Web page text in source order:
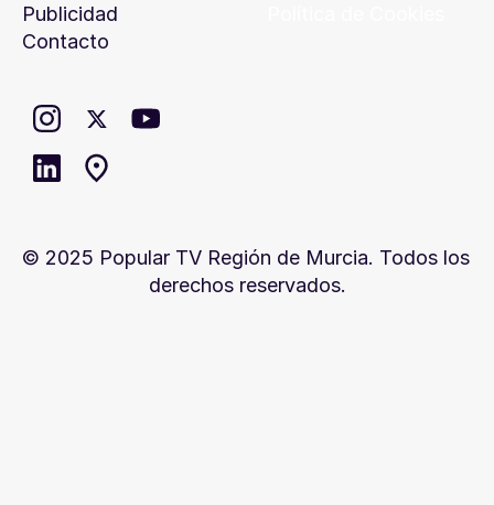
Publicidad
Contacto
© 2025 Popular TV Región de Murcia. Todos los
derechos reservados.